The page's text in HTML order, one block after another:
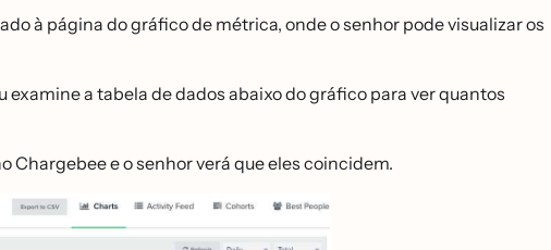
à página do gráfico de métrica, onde o senhor pode visualizar os
examine a tabela de dados abaixo do gráfico para ver quantos
Chargebee e o senhor verá que eles coincidem.